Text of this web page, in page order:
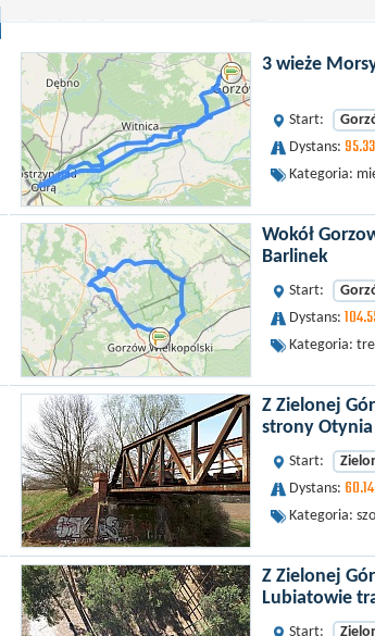
3 wieże
Start:
Dystans: 95.33
Kategoria:
Wokół
Barlinek
Start:
Dystans:
Kategoria:
Z Zielonej
strony
Start:
Dystans: 60.14
Kategoria:
Z Zielonej
Lubiatowie
Start: